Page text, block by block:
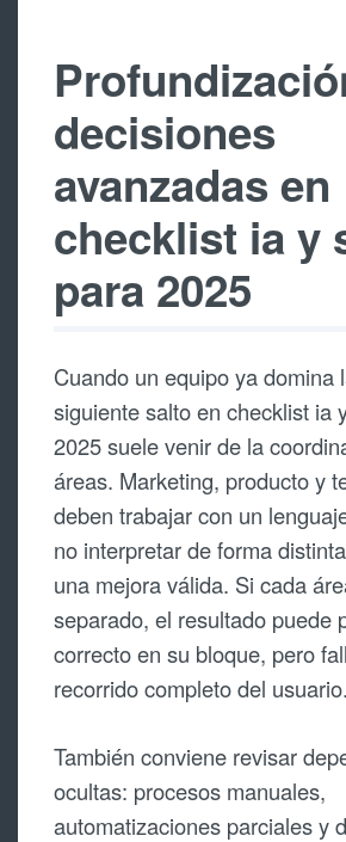
decisiones
avanzadas en
checklist ia y
para 2025
Cuando un equipo ya domina
siguiente salto en checklist ia
2025 suele venir de la
áreas. Marketing, producto y
deben trabajar con un
no interpretar de forma
una mejora válida. Si cada
separado, el resultado puede
correcto en su bloque, pero
recorrido completo del usuario.
También conviene revisar
ocultas: procesos manuales,
automatizaciones parciales y